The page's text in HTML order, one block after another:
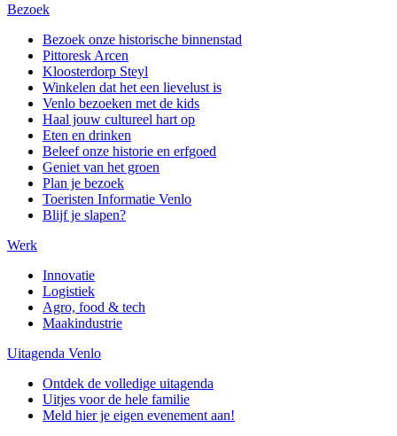
Bezoek
Bezoek onze historische binnenstad
Pittoresk Arcen
Kloosterdorp Steyl
Winkelen dat het een lievelust is
Venlo bezoeken met de kids
Haal jouw cultureel hart op
Eten en drinken
Beleef onze historie en erfgoed
Geniet van het groen
Plan je bezoek
Toeristen Informatie Venlo
Blijf je slapen?
Werk
Innovatie
Logistiek
Agro, food & tech
Maakindustrie
Uitagenda Venlo
Ontdek de volledige uitagenda
Uitjes voor de hele familie
Meld hier je eigen evenement aan!